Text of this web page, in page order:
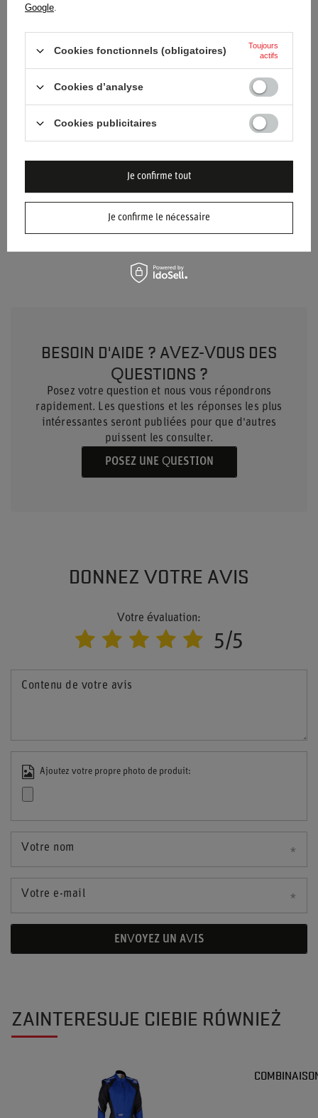
État
Couleur Bleu marine Rouge
Groupe d'âge Enfants
Matériel Autre
CIK-FIA
Genre Unisex
BESOIN D'AIDE ? AVEZ-VOUS DES
QUESTIONS ?
Posez votre question et nous vous répondrons
rapidement. Les questions et les réponses les plus
intéressantes seront publiées pour que d'autres
puissent les consulter.
POSEZ UNE QUESTION
DONNEZ VOTRE AVIS
Votre évaluation:
5/5
Contenu de votre avis
Ajoutez votre propre photo de produit:
Votre nom
Votre e-mail
ENVOYEZ UN AVIS
ZAINTERESUJE CIEBIE RÓWNIEŻ
Google.
Cookies fonctionnels (obligatoires)
Toujours
actifs
Cookies d’analyse
Cookies publicitaires
Je confirme le nécessaire
Je confirme tout